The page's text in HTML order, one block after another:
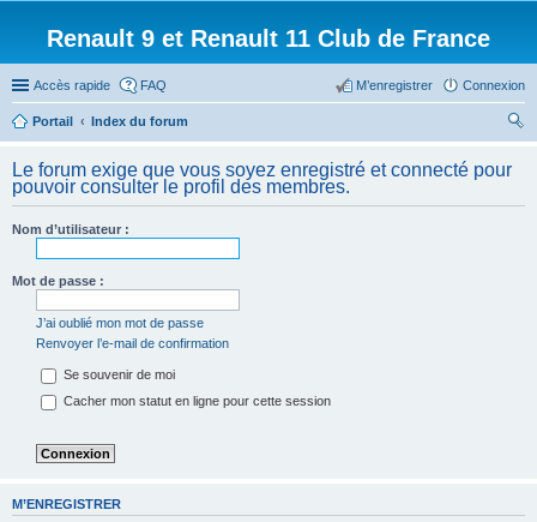
Renault 9 et Renault 11 Club de France
Accès rapide FAQ Connexion
M’enregistrer
Portail
Index du forum
her
ch
Le forum exige que vous soyez enregistré et connecté pour
pouvoir consulter le profil des membres.
Nom d’utilisateur :
Mot de passe :
J’ai oublié mon mot de passe
Renvoyer l’e-mail de confirmation
Se souvenir de moi
Cacher mon statut en ligne pour cette session
M’ENREGISTRER